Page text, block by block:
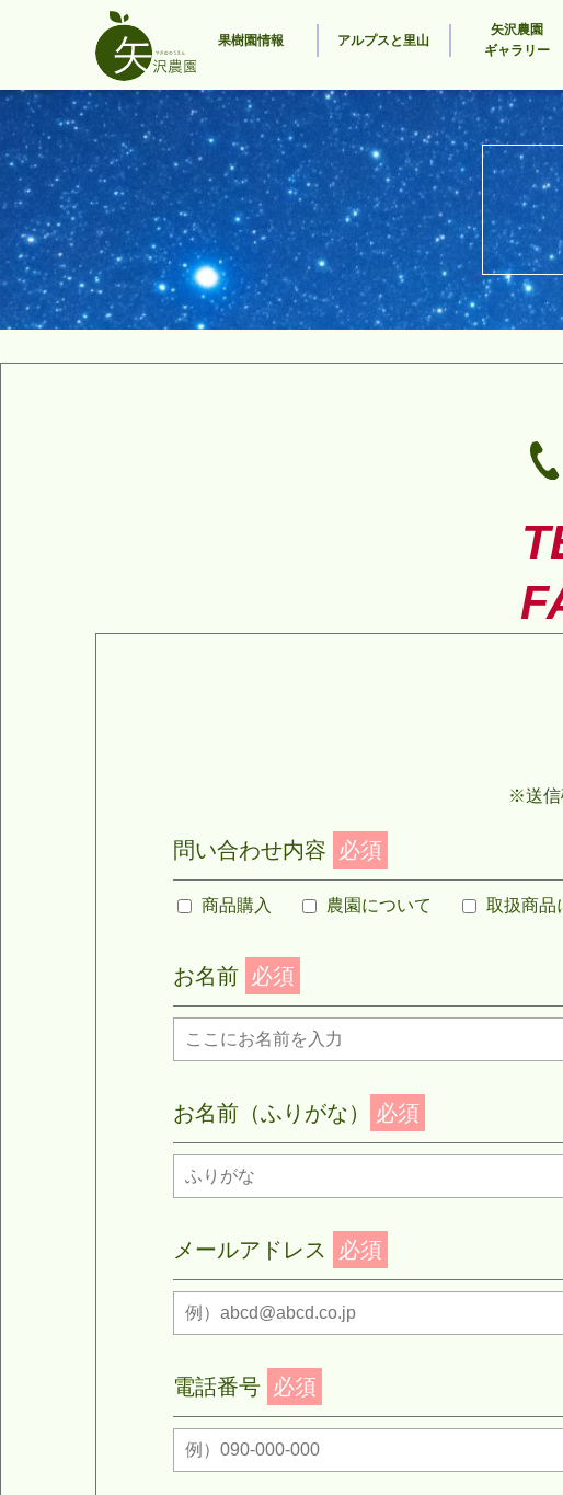
果樹園情報 アルプスと里山
矢沢農園
ギャラリー
※送信
問い合わせ内容 必須
商品購入 農園について 取扱商品
お名前 必須
お名前（ふりがな） 必須
メールアドレス 必須
電話番号 必須